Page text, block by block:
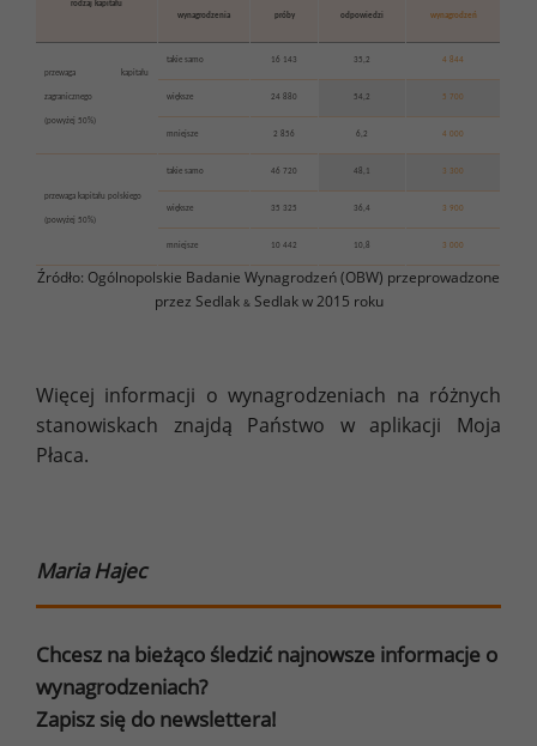
rodzaj kapitału
wynagrodzenia
próby odpowiedzi wynagrodzeń
przewaga kapitału
zagranicznego
(powyżej 50%)
takie samo 16 143 35,2 4 844
większe 24 880 54,2 5 700
mniejsze 2 856 6,2 4 000
przewaga kapitału polskiego
(powyżej 50%)
takie samo 46 720 48,1 3 300
większe 35 325 36,4 3 900
mniejsze 10 442 10,8 3 000
Źródło: Ogólnopolskie Badanie Wynagrodzeń (OBW) przeprowadzone
przez Sedlak &Sedlak w 2015 roku
Więcej informacji o wynagrodzeniach na różnych
stanowiskach znajdą Państwo w aplikacji Moja
Płaca.
Maria Hajec
Chcesz na bieżąco śledzić najnowsze informacje o
wynagrodzeniach?
Zapisz się do newslettera!